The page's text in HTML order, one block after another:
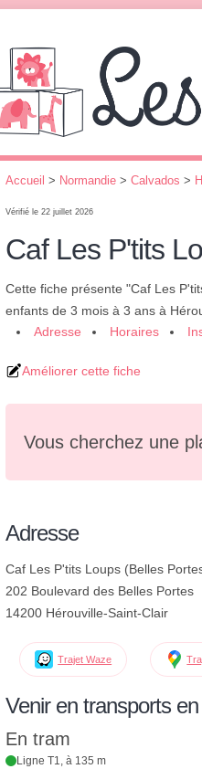
Accueil > Normandie > Calvados >
Vérifié le 22 juillet 2026
Caf Les P'tits
Cette fiche présente "Caf Les
enfants de 3 mois à 3 ans à
Adresse
Horaires
Améliorer cette fiche
Vous cherchez une
Adresse
Caf Les P'tits Loups (Belles
202 Boulevard des Belles Portes
14200 Hérouville-Saint-Clair
Trajet Waze
Venir en transports
En tram
Ligne T1, à 135 m